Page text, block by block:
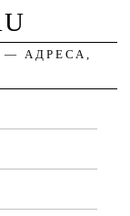
АДРЕСА,